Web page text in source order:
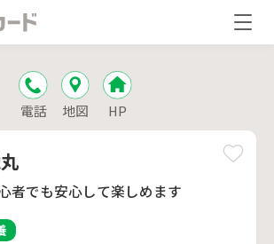
電話 地図 HP
者でも安心して楽しめます